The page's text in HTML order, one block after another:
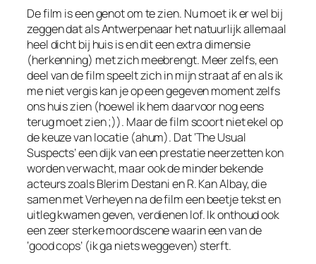
De film is een genot om te zien. Nu moet ik er wel bij
zeggen dat als Antwerpenaar het natuurlijk allemaal
heel dicht bij huis is en dit een extra dimensie
(herkenning) met zich meebrengt. Meer zelfs, een
deel van de film speelt zich in mijn straat af en als ik
me niet vergis kan je op een gegeven moment zelfs
ons huis zien (hoewel ik hem daarvoor nog eens
terug moet zien ;)). Maar de film scoort niet ekel op
de keuze van locatie (ahum). Dat ‘The Usual
Suspects’ een dijk van een prestatie neerzetten kon
worden verwacht, maar ook de minder bekende
acteurs zoals Blerim Destani en R. Kan Albay, die
samen met Verheyen na de film een beetje tekst en
uitleg kwamen geven, verdienen lof. Ik onthoud ook
een zeer sterke moordscene waarin een van de
‘good cops’ (ik ga niets weggeven) sterft.